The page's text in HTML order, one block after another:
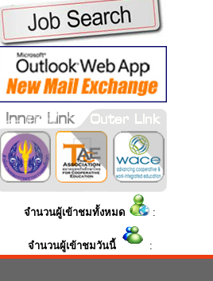
จำนวนผู้เข้าชมทั้งหมด :
จำนวนผู้เข้าชมวันนี้ :